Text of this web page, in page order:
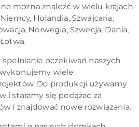
można znaleźć w wielu krajach
Holandia, Szwajcaria,
Norwegia, Szwecja, Dania,
oczekiwań naszych
wiele
Do produkcji używamy
i staramy się podążać za
i znajdować nowe rozwiązania.